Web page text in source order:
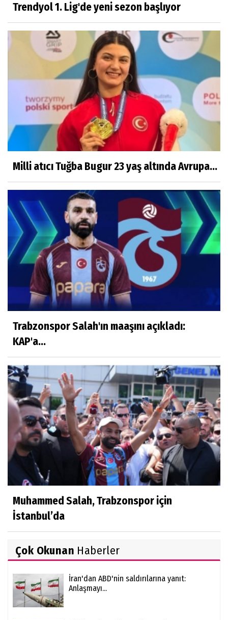
Trendyol 1. Lig'de yeni sezon başlıyor
Milli atıcı Tuğba Bugur 23 yaş altında Avrupa...
Trabzonspor Salah'ın maaşını açıkladı:
KAP'a...
Muhammed Salah, Trabzonspor için
İstanbul’da
Çok Okunan Haberler
İran'dan ABD'nin saldırılarına yanıt:
Anlaşmayı...